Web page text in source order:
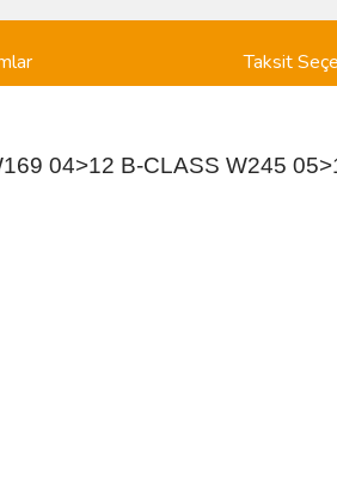
Taksit
04>12 B-CLASS W245